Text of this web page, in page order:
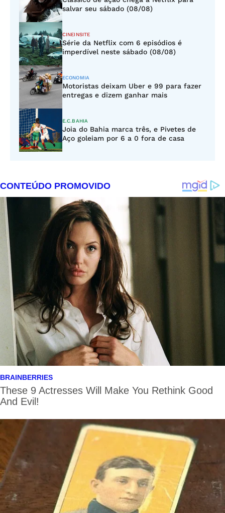
salvar seu sábado (08/08)
CINEINSITE
Série da Netflix com 6 episódios é
imperdível neste sábado (08/08)
ECONOMIA
Motoristas deixam Uber e 99 para fazer
entregas e dizem ganhar mais
E.C.BAHIA
Joia do Bahia marca três, e Pivetes de
Aço goleiam por 6 a 0 fora de casa